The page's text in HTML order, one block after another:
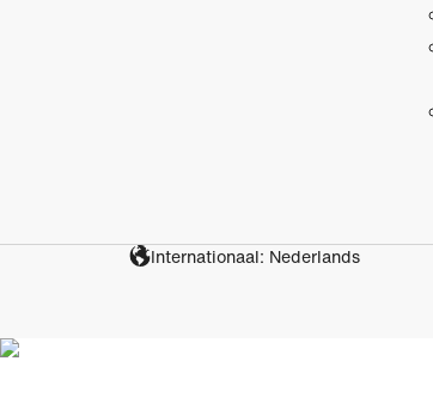
Internationaal: Nederlands